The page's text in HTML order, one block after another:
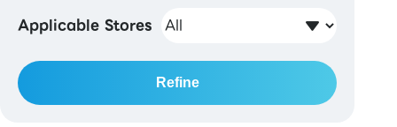
Applicable Stores
Refine